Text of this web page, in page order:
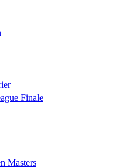
Finale
Masters